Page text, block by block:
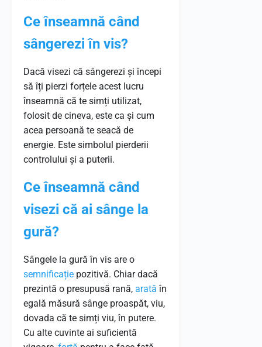
Ce înseamnă când
sângerezi în vis?
Dacă visezi că sângerezi și începi
să îți pierzi forțele acest lucru
înseamnă că te simți utilizat,
folosit de cineva, este ca și cum
acea persoană te seacă de
energie. Este simbolul pierderii
controlului și a puterii.
Ce înseamnă când
visezi că ai sânge la
gură?
Sângele la gură în vis are o
semnificație pozitivă. Chiar dacă
prezintă o presupusă rană, arată în
egală măsură sânge proaspăt, viu,
dovada că te simți viu, în putere.
Cu alte cuvinte ai suficientă